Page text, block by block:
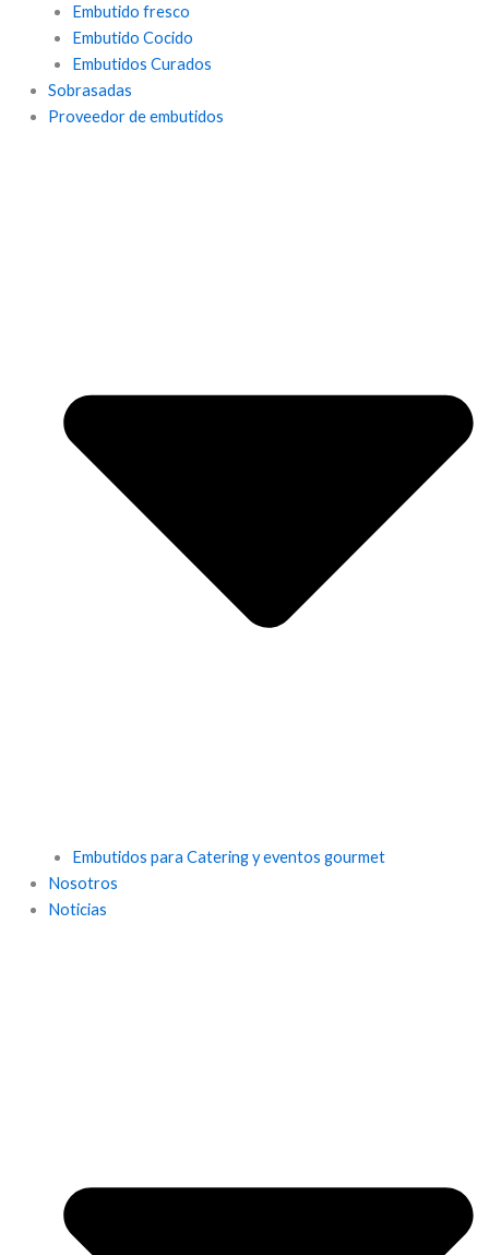
Embutido fresco
Embutido Cocido
Embutidos Curados
Sobrasadas
Proveedor de embutidos
Embutidos para Catering y eventos gourmet
Nosotros
Noticias